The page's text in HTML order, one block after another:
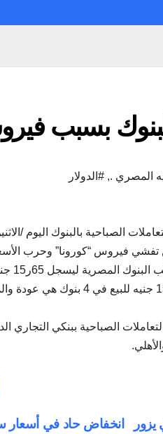
المصري ., #الدولار
الصباحية بالبنوك اليوم /
تفشي فيروس “كورونا” وحرب
البنك الأهلي الكويتي، كما سجل 64ر15
للشراء و73ر15 جنيه للبيع في التعاملات
انخفاض حاد في أسعار